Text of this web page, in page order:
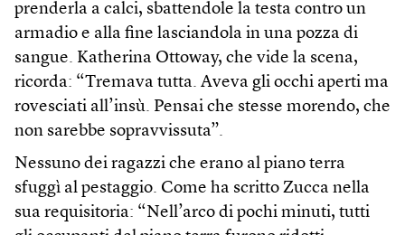
prenderla a calci, sbattendole la testa contro un
armadio e alla fine lasciandola in una pozza di
sangue. Katherina Ottoway, che vide la scena,
ricorda: “Tremava tutta. Aveva gli occhi aperti ma
rovesciati all’insù. Pensai che stesse morendo, che
non sarebbe sopravvissuta”.
Nessuno dei ragazzi che erano al piano terra
sfuggì al pestaggio. Come ha scritto Zucca nella
sua requisitoria: “Nell’arco di pochi minuti, tutti